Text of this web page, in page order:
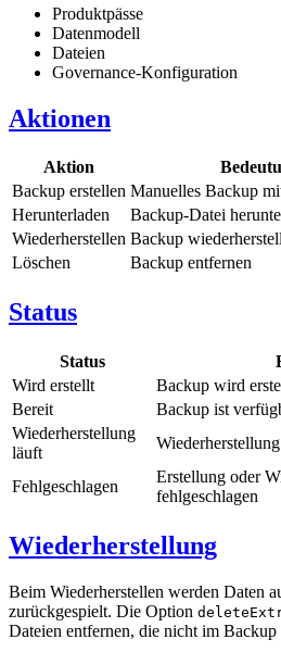
Produktpässe
Datenmodell
Dateien
Governance-Konfiguration
Aktionen
Aktion
Backup erstellen Manuelles Backup
Herunterladen
Backup-Datei
Wiederherstellen Backup
Löschen
Backup entfernen
Status
Status
Wird erstellt
Backup wird
Bereit
Backup ist
Wiederherstellung
läuft
Fehlgeschlagen
Erstellung oder
fehlgeschlagen
Wiederherstellung
Beim Wiederherstellen werden Daten
zurückgespielt. Die Option
Dateien entfernen, die nicht im Backup